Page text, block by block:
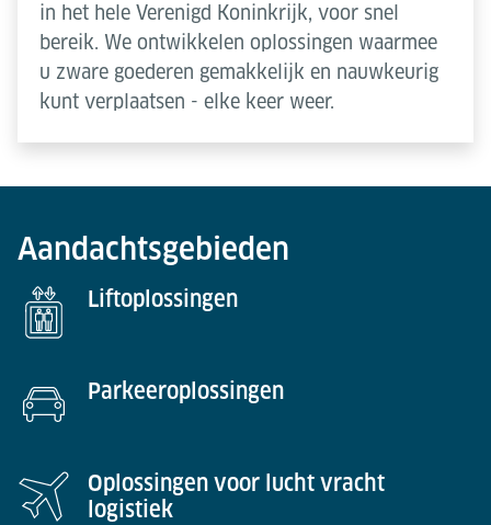
in het hele Verenigd Koninkrijk, voor snel
bereik. We ontwikkelen oplossingen waarmee
u zware goederen gemakkelijk en nauwkeurig
kunt verplaatsen - elke keer weer.
Aandachtsgebieden
Liftoplossingen
Parkeeroplossingen
Oplossingen voor lucht vracht
logistiek